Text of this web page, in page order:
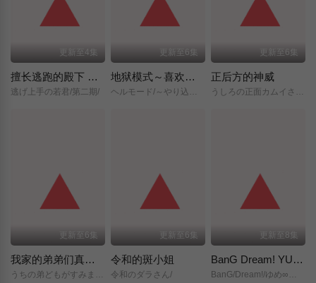
更新至4集
擅长逃跑的殿下 第二季
逃げ上手の若君/第二期/
更新至6集
地狱模式～喜欢挑战特殊成就的玩家在废设定的异世界成为无双～第二季
ヘルモード/～やり込み好きのゲーマーは廃設定の異世界で無双する～/2nd/Season/
更新至6集
正后方的神威
うしろの正面カムイさん/
更新至6集
我家的弟弟们真是让您费心了
うちの弟どもがすみません/
更新至6集
令和的斑小姐
令和のダラさん/
更新至8集
BanG Dream! YUME∞MITA
BanG/Dream!/ゆめ∞みた/